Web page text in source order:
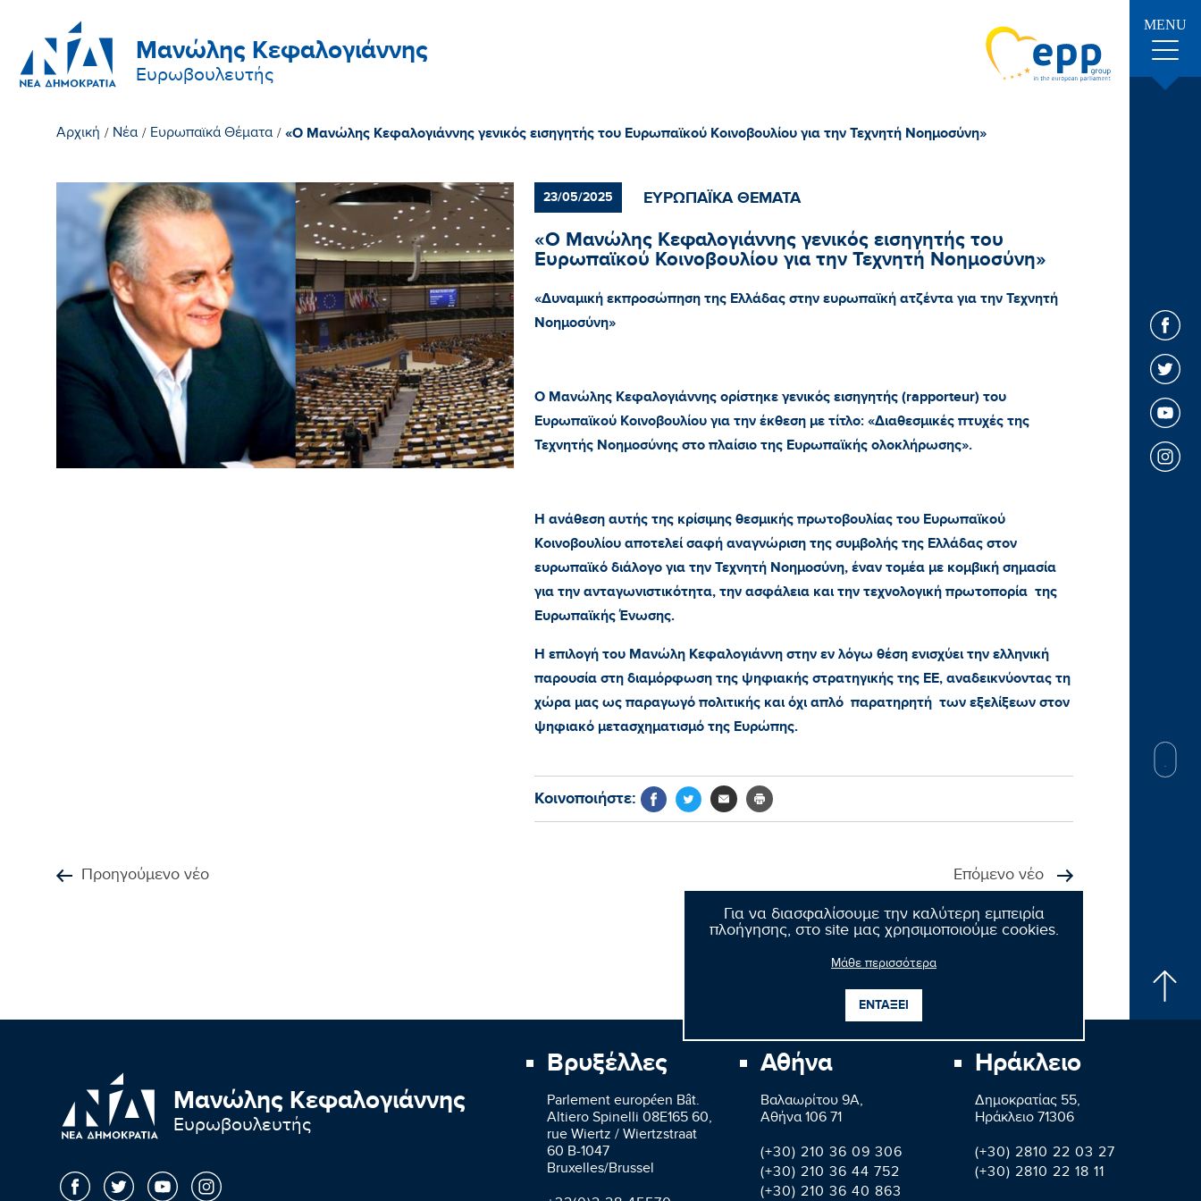
Μανώλης Κεφαλογιάννης
Ευρωβουλευτής
MENU
Για να διασφαλίσουμε την καλύτερη εμπειρία
πλοήγησης, στο site μας χρησιμοποιούμε cookies.
Μάθε περισσότερα
ΕΝΤΑΞΕΙ
Αρχική / Νέα / Ευρωπαϊκά Θέματα / «Ο Μανώλης Κεφαλογιάννης γενικός εισηγητής του Ευρωπαϊκού Κοινοβουλίου για την Τεχνητή Νοημοσύνη»
23/05/2025 ΕΥΡΩΠΑΪΚΑ ΘΕΜΑΤΑ
«Ο Μανώλης Κεφαλογιάννης γενικός εισηγητής του
Ευρωπαϊκού Κοινοβουλίου για την Τεχνητή Νοημοσύνη»
«Δυναμική εκπροσώπηση της Ελλάδας στην ευρωπαϊκή ατζέντα για την Τεχνητή
Νοημοσύνη»
Ο Μανώλης Κεφαλογιάννης ορίστηκε γενικός εισηγητής (rapporteur) του
Ευρωπαϊκού Κοινοβουλίου για την έκθεση με τίτλο: «Διαθεσμικές πτυχές της
Τεχνητής Νοημοσύνης στο πλαίσιο της Ευρωπαϊκής ολοκλήρωσης».
Η ανάθεση αυτής της κρίσιμης θεσμικής πρωτοβουλίας του Ευρωπαϊκού
Κοινοβουλίου αποτελεί σαφή αναγνώριση της συμβολής της Ελλάδας στον
ευρωπαϊκό διάλογο για την Τεχνητή Νοημοσύνη, έναν τομέα με κομβική σημασία
για την ανταγωνιστικότητα, την ασφάλεια και την τεχνολογική πρωτοπορία της
Ευρωπαϊκής Ένωσης.
Η επιλογή του Μανώλη Κεφαλογιάννη στην εν λόγω θέση ενισχύει την ελληνική
παρουσία στη διαμόρφωση της ψηφιακής στρατηγικής της ΕΕ, αναδεικνύοντας τη
χώρα μας ως παραγωγό πολιτικής και όχι απλό παρατηρητή των εξελίξεων στον
ψηφιακό μετασχηματισμό της Ευρώπης.
Κοινοποιήστε:
Προηγούμενο νέο Επόμενο νέο
Μανώλης Κεφαλογιάννης
Ευρωβουλευτής
Βρυξέλλες
Parlement européen Bât.
Altiero Spinelli 08E165 60,
rue Wiertz / Wiertzstraat
60 B-1047
Bruxelles/Brussel
Αθήνα
Βαλαωρίτου 9A,
Aθήνα 106 71
(+30) 210 36 09 306
(+30) 210 36 44 752
(+30) 210 36 40 863
Ηράκλειο
Δημοκρατίας 55,
Ηράκλειο 71306
(+30) 2810 22 03 27
(+30) 2810 22 18 11